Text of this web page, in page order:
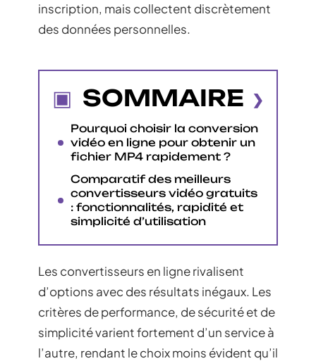
inscription, mais collectent discrètement
des données personnelles.
SOMMAIRE
Pourquoi choisir la conversion
vidéo en ligne pour obtenir un
fichier MP4 rapidement ?
Comparatif des meilleurs
convertisseurs vidéo gratuits
: fonctionnalités, rapidité et
simplicité d’utilisation
Les convertisseurs en ligne rivalisent
d’options avec des résultats inégaux. Les
critères de performance, de sécurité et de
simplicité varient fortement d’un service à
l’autre, rendant le choix moins évident qu’il